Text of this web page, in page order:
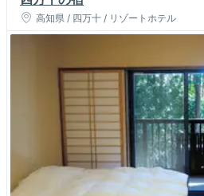
高知県 / 四万十 / リゾートホテル